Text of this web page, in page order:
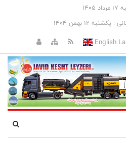
1405
12 بهمن 1404
English